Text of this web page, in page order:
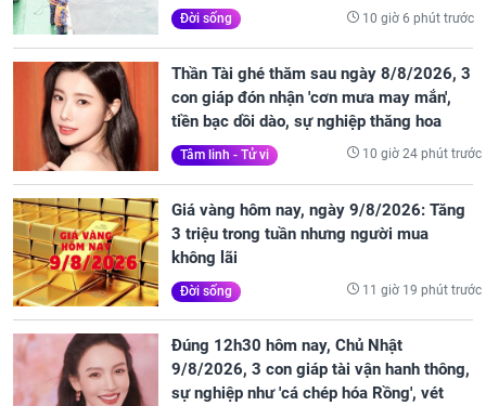
Đời sống 10 giờ 6 phút trước
Thần Tài ghé thăm sau ngày 8/8/2026, 3
con giáp đón nhận 'cơn mưa may mắn',
tiền bạc dồi dào, sự nghiệp thăng hoa
Tâm linh - Tử vi 10 giờ 24 phút trước
Giá vàng hôm nay, ngày 9/8/2026: Tăng
3 triệu trong tuần nhưng người mua
không lãi
Đời sống 11 giờ 19 phút trước
Đúng 12h30 hôm nay, Chủ Nhật
9/8/2026, 3 con giáp tài vận hanh thông,
sự nghiệp như 'cá chép hóa Rồng', vét